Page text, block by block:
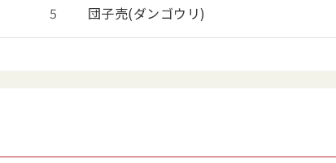
5 団子売(ダンゴウリ)